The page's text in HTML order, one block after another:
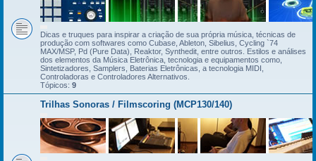
Dicas e truques para inspirar a criação de sua própria música, técnicas de
produção com softwares como Cubase, Ableton, Sibelius, Cycling `74
MAX/MSP, Pd (Pure Data), Reaktor, Synthedit, entre outros. Estilos e análises
dos elementos da Música Eletrônica, tecnologia e equipamentos como,
Sintetizadores, Samplers, Baterias Eletrônicas, a tecnologia MIDI,
Controladoras e Controladores Alternativos.
Tópicos: 9
Trilhas Sonoras / Filmscoring (MCP130/140)